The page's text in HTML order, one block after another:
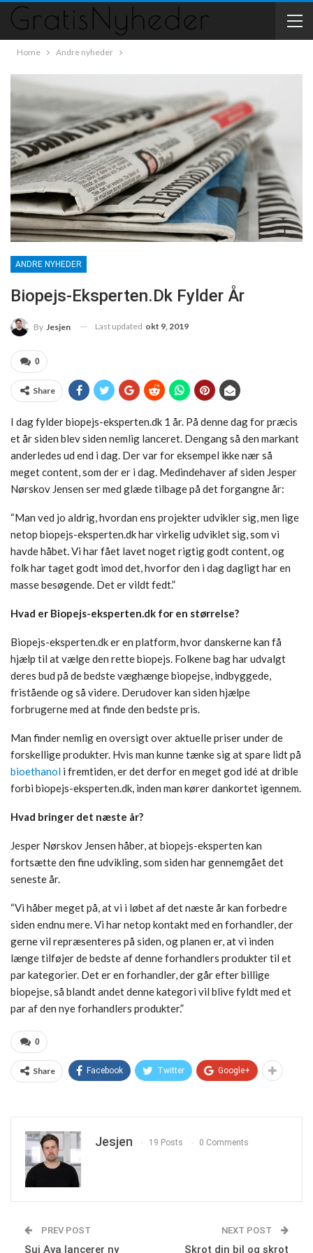
Home Andre nyheder
ANDRE NYHEDER
Biopejs-Eksperten.dk Fylder År
By Jesjen Last updated okt 9, 2019
0
Share
I dag fylder biopejs-eksperten.dk 1 år. På denne dag for præcis
et år siden blev siden nemlig lanceret. Dengang så den markant
anderledes ud end i dag. Der var for eksempel ikke nær så
meget content, som der er i dag. Medindehaver af siden Jesper
Nørskov Jensen ser med glæde tilbage på det forgangne år:
“Man ved jo aldrig, hvordan ens projekter udvikler sig, men lige
netop biopejs-eksperten.dk har virkelig udviklet sig, som vi
havde håbet. Vi har fået lavet noget rigtig godt content, og
folk har taget godt imod det, hvorfor den i dag dagligt har en
masse besøgende. Det er vildt fedt.”
Hvad er Biopejs-eksperten.dk for en størrelse?
Biopejs-eksperten.dk er en platform, hvor danskerne kan få
hjælp til at vælge den rette biopejs. Folkene bag har udvalgt
deres bud på de bedste væghænge biopejse, indbyggede,
fristående og så videre. Derudover kan siden hjælpe
forbrugerne med at finde den bedste pris.
Man finder nemlig en oversigt over aktuelle priser under de
forskellige produkter. Hvis man kunne tænke sig at spare lidt på
bioethanol i fremtiden, er det derfor en meget god idé at drible
forbi biopejs-eksperten.dk, inden man kører dankortet igennem.
Hvad bringer det næste år?
Jesper Nørskov Jensen håber, at biopejs-eksperten kan
fortsætte den fine udvikling, som siden har gennemgået det
seneste år.
“Vi håber meget på, at vi i løbet af det næste år kan forbedre
siden endnu mere. Vi har netop kontakt med en forhandler, der
gerne vil repræsenteres på siden, og planen er, at vi inden
længe tilføjer de bedste af denne forhandlers produkter til et
par kategorier. Det er en forhandler, der går efter billige
biopejse, så blandt andet denne kategori vil blive fyldt med et
par af den nye forhandlers produkter.”
0
Share Facebook Twitter Google+
Jesjen 19 Posts 0 Comments
PREV POST
Sui Ava lancerer ny
NEXT POST
Skrot din bil og skrot